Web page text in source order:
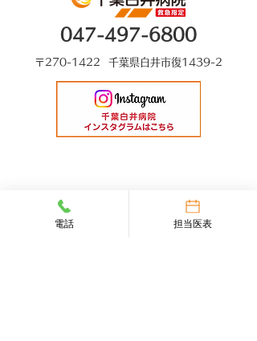
047-497-6800
〒270-1422 千葉県白井市復1439-2
電話 担当医表